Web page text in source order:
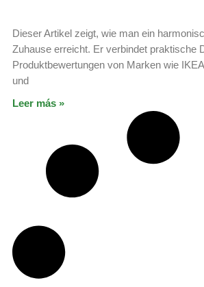
Dieser Artikel zeigt, wie man ein
Zuhause erreicht. Er verbindet praktische
Produktbewertungen von Marken wie
und
Leer más »